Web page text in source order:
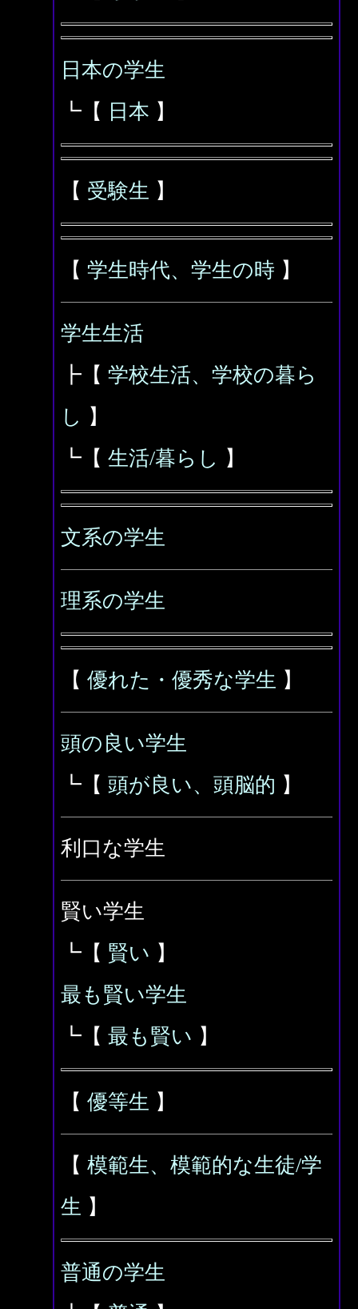
日本の学生
┗【
日本 】
【 受験生 】
【 学生時代、学生の時 】
学生生活
┣【 学校生活、学校の暮ら
し 】
┗【 生活/暮らし 】
文系の学生
理系の学生
【 優れた・優秀な学生 】
頭の良い学生
┗【 頭が良い、頭脳的 】
利口な学生
賢い学生
┗【 賢い 】
最も賢い学生
┗【 最も賢い 】
【 優等生 】
【 模範生、模範的な生徒/学
生 】
普通の学生